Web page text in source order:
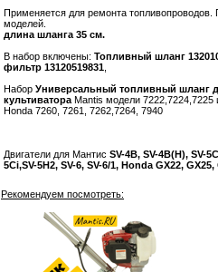
Применяется для ремонта топливопроводов.
моделей.
длина шланга 35 см.
В набор включены: Топливный шланг
фильтр 13120519831
Набор Универсальный топливный шланг
культиватора Mantis модели 7222,7224,7225
Honda 7260, 7261, 7262,7264, 7940
Двигатели для Мантис SV-4B, SV-4B(H), SV-
5Ci,SV-5H2, SV-6, SV-6/1, Honda GX22, GX25,
Рекомендуем посмотреть: